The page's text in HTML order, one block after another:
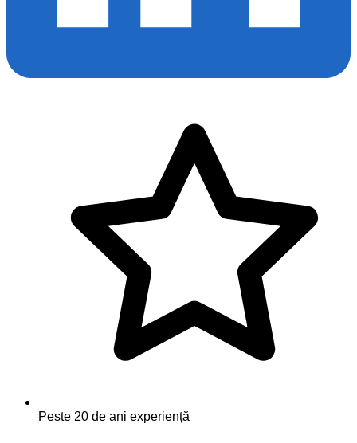
Peste 20 de ani experiență